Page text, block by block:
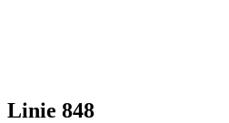
Linie 848